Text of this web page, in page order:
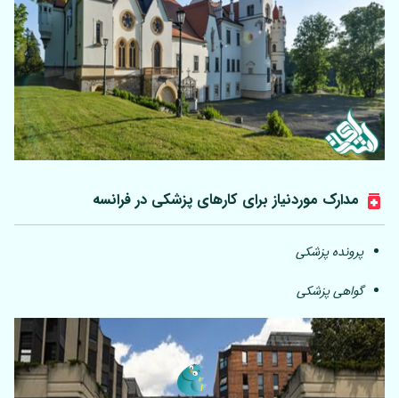
مدارک موردنیاز برای کارهای پزشکی در فرانسه
پرونده پزشکی
گواهی پزشکی